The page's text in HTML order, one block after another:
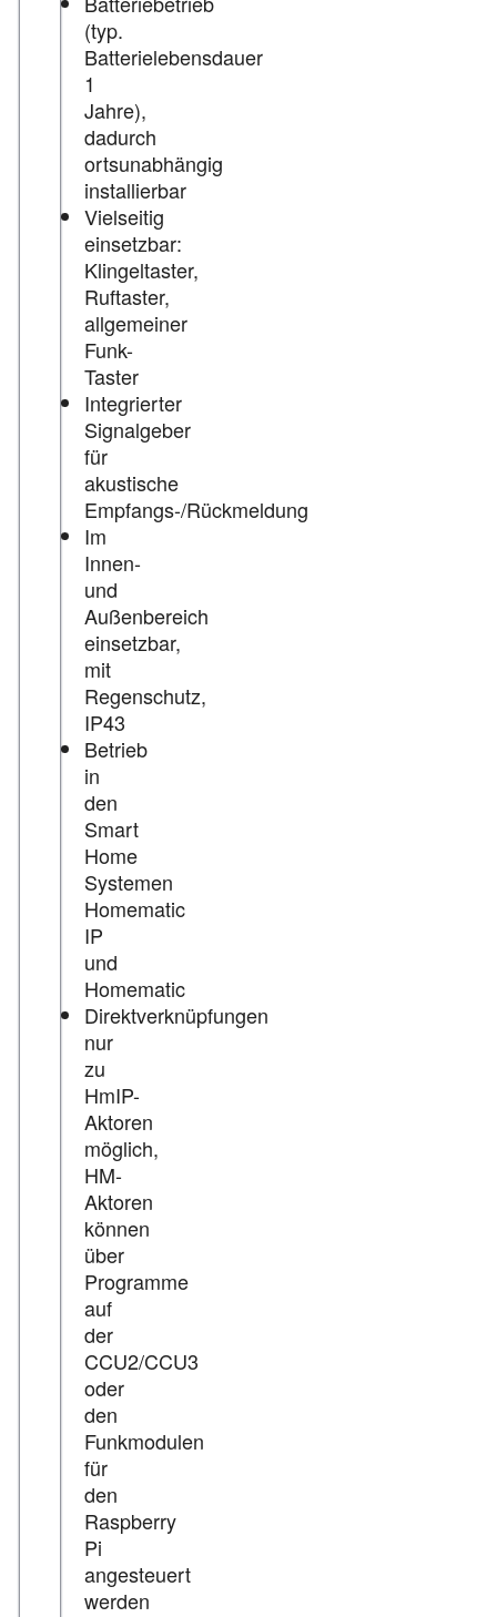
(typ.
Batterielebensdauer
1
Jahre),
dadurch
ortsunabhängig
installierbar
Vielseitig
einsetzbar:
Klingeltaster,
Ruftaster,
allgemeiner
Funk-
Taster
Integrierter
Signalgeber
für
akustische
Empfangs-/Rückmeldung
Im
Innen-
und
Außenbereich
einsetzbar,
mit
Regenschutz,
IP43
Betrieb
in
den
Smart
Home
Systemen
Homematic
IP
und
Homematic
Direktverknüpfungen
nur
zu
HmIP-
Aktoren
möglich,
HM-
Aktoren
können
über
Programme
auf
der
CCU2/CCU3
oder
den
Funkmodulen
für
den
Raspberry
Pi
angesteuert
werden